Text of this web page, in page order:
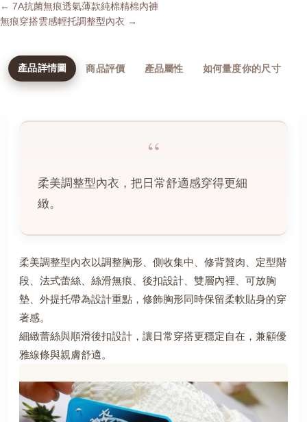
← 7A抗菌無痕透氣薄款純棉精棉內褲
無痕穿搭雲感輕托調整型內衣 →
產品詳情圖 商品評價 產品屬性 如何量度你的尺寸
柔美調整型內衣，把日常舒適感穿得更細
緻。
柔美調整型內衣以調整胸形、側收集中、修背贅肉、定型階
段、法式蕾絲、絲滑無痕、後扣設計、雙層內裡、可放胸
墊、外提托帶為設計重點，修飾胸形同時保留柔軟貼身的穿
著感。
細緻蕾絲與順滑後扣設計，讓日常穿搭更穩定自在，兼顧優
雅線條與親膚舒適。